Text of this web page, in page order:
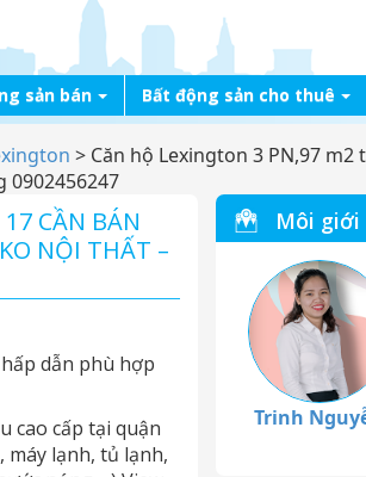
sản bán Bất động sản cho thuê
> Căn hộ Lexington 3 PN,97 m2
0902456247
CẦN BÁN
NỘI THẤT –
dẫn phù hợp
cao cấp tại quận
máy lạnh, tủ lạnh,
Môi
Trinh